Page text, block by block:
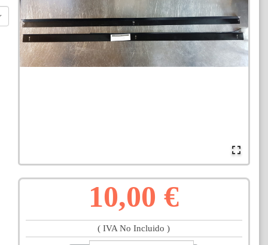
10,00 €
( IVA No Incluido )